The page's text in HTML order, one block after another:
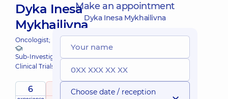
Dyka Inesa
Mykhailivna
Oncologist;
Sub-Investigator at Dobrobut
Clinical Trials
6 5 / 5
Make an appointment
Dyka Inesa Mykhailivna
Choose date / reception